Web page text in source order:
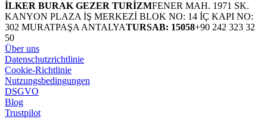
İLKER BURAK GEZER TURİZMFENER MAH. 1971 SK.
KANYON PLAZA İŞ MERKEZİ BLOK NO: 14 İÇ KAPI NO:
302 MURATPAŞA ANTALYATURSAB: 15058+90 242 323 32
50
Über uns
Datenschutzrichtlinie
Cookie-Richtlinie
Nutzungsbedingungen
DSGVO
Blog
Trustpilot